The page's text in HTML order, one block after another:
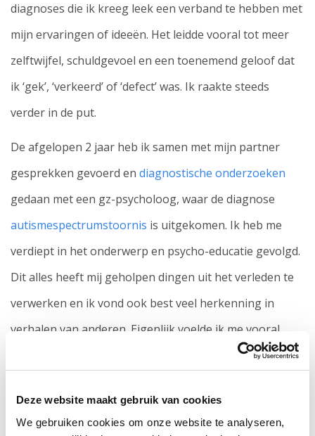
Deze website maakt gebruik van cookies
We gebruiken cookies om onze website te analyseren,
diagnoses die ik kreeg leek een verband te hebben met
mijn ervaringen of ideeën. Het leidde vooral tot meer
zelftwijfel, schuldgevoel en een toenemend geloof dat
ik ‘gek’, ‘verkeerd’ of ‘defect’ was. Ik raakte steeds
verder in de put.
De afgelopen 2 jaar heb ik samen met mijn partner
gesprekken gevoerd en diagnostische onderzoeken
gedaan met een gz-psycholoog, waar de diagnose
autismespectrumstoornis is uitgekomen. Ik heb me
verdiept in het onderwerp en psycho-educatie gevolgd.
Dit alles heeft mij geholpen dingen uit het verleden te
verwerken en ik vond ook best veel herkenning in
verhalen van anderen. Eigenlijk voelde ik me vooral
opgelucht, afgewisseld met verdriet en boosheid dat
doorworstelen. De dingen waar ik in het verleden